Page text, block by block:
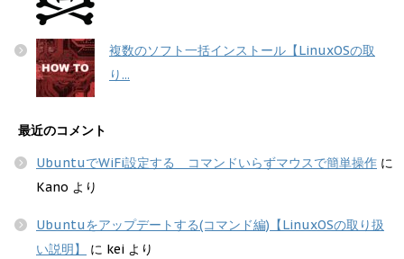
複数のソフト一括インストール【LinuxOSの取
り...
最近のコメント
UbuntuでWiFi設定する コマンドいらずマウスで簡単操作 に
Kano より
Ubuntuをアップデートする(コマンド編)【LinuxOSの取り扱
い説明】
に kei より